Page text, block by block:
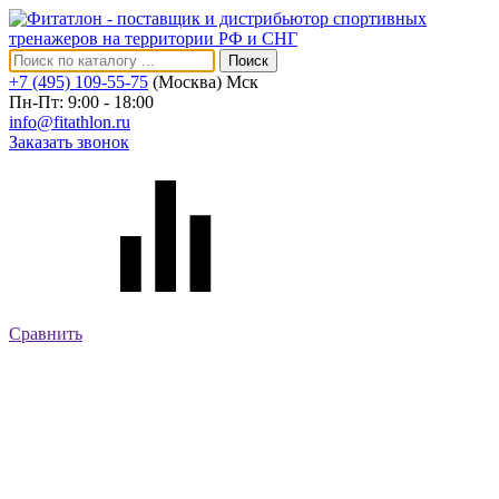
Поиск
+7 (495) 109-55-75 (Москва) Мск
Пн-Пт: 9:00 - 18:00
info@fitathlon.ru
Заказать звонок
Сравнить